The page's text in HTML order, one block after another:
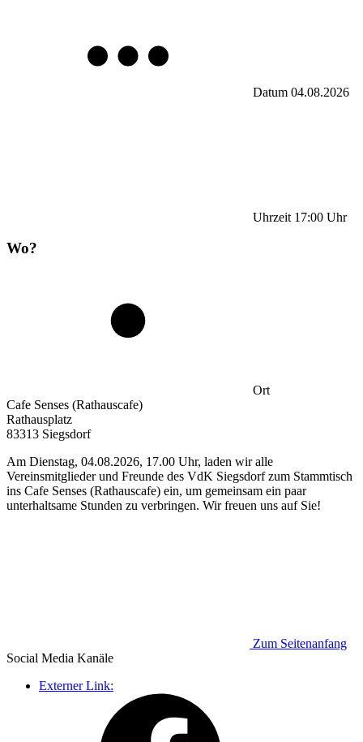
Datum 04.08.2026
Uhrzeit 17:00 Uhr
Wo?
Ort
Cafe Senses (Rathauscafe)
Rathausplatz
83313 Siegsdorf
Am Dienstag, 04.08.2026, 17.00 Uhr, laden wir alle
Vereinsmitglieder und Freunde des VdK Siegsdorf zum Stammtisch
ins Cafe Senses (Rathauscafe) ein, um gemeinsam ein paar
unterhaltsame Stunden zu verbringen. Wir freuen uns auf Sie!
Zum Seitenanfang
Social Media Kanäle
Externer Link: